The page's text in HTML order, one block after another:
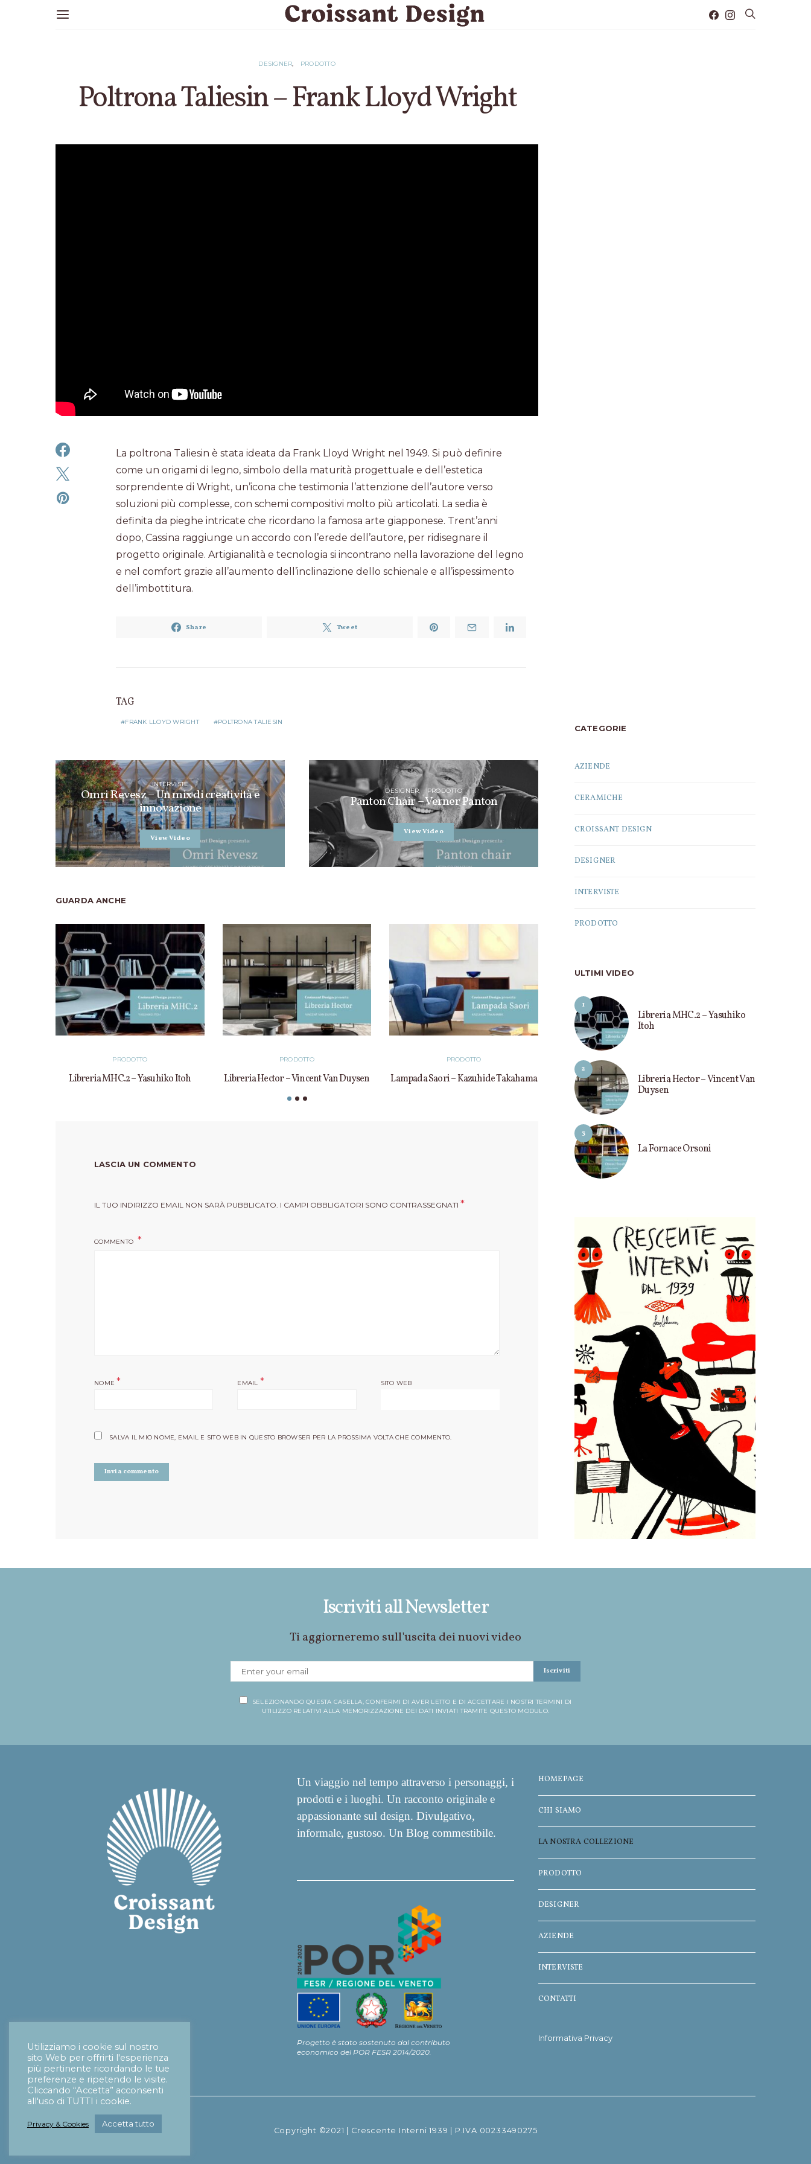
DESIGNER PRODOTTO
Poltrona Taliesin – Frank Lloyd Wright
La poltrona Taliesin è stata ideata da Frank Lloyd Wright nel 1949. Si può definire
come un origami di legno, simbolo della maturità progettuale e dell’estetica
sorprendente di Wright, un’icona che testimonia l’attenzione dell’autore verso
soluzioni più complesse, con schemi compositivi molto più articolati. La sedia è
definita da pieghe intricate che ricordano la famosa arte giapponese. Trent’anni
dopo, Cassina raggiunge un accordo con l’erede dell’autore, per ridisegnare il
progetto originale. Artigianalità e tecnologia si incontrano nella lavorazione del legno
e nel comfort grazie all’aumento dell’inclinazione dello schienale e all’ispessimento
dell’imbottitura.
Share Tweet
TAG
FRANK LLOYD WRIGHT POLTRONA TALIESIN
INTERVISTE
Omri Revesz – Un mix di creatività e
innovazione
View Video
DESIGNER PRODOTTO
Panton Chair – Verner Panton
View Video
GUARDA ANCHE
PRODOTTO
Libreria MHC.2 – Yasuhiko Itoh
PRODOTTO
Libreria Hector – Vincent Van Duysen
PRODOTTO
Lampada Saori – Kazuhide Takahama Tavolo LessLess – Jean Nouvel
Mobile Bramante
LASCIA UN COMMENTO
IL TUO INDIRIZZO EMAIL NON SARÀ PUBBLICATO. I CAMPI OBBLIGATORI SONO CONTRASSEGNATI *
COMMENTO
NOME* EMAIL * SITO WEB
SALVA IL MIO NOME, EMAIL E SITO WEB IN QUESTO BROWSER PER LA PROSSIMA VOLTA CHE COMMENTO.
CATEGORIE
AZIENDE
CERAMICHE
CROISSANT DESIGN
DESIGNER
INTERVISTE
PRODOTTO
ULTIMI VIDEO
1
Libreria MHC.2 – Yasuhiko
Itoh
2
Libreria Hector – Vincent Van
Duysen
3
La Fornace Orsoni
Iscriviti all Newsletter
Ti aggiorneremo sull'uscita dei nuovi video
Iscriviti
SELEZIONANDO QUESTA CASELLA, CONFERMI DI AVER LETTO E DI ACCETTARE I NOSTRI TERMINI DI
UTILIZZO RELATIVI ALLA MEMORIZZAZIONE DEI DATI INVIATI TRAMITE QUESTO MODULO.
Un viaggio nel tempo attraverso i personaggi, i
prodotti e i luoghi. Un racconto originale e
appassionante sul design. Divulgativo,
informale, gustoso. Un Blog commestibile.
Progetto è stato sostenuto dal contributo
economico del POR FESR 2014/2020.
HOMEPAGE
CHI SIAMO
LA NOSTRA COLLEZIONE
PRODOTTO
DESIGNER
AZIENDE
INTERVISTE
CONTATTI
Informativa Privacy
Copyright ©2021 | Crescente Interni 1939 | P.IVA 00233490275
Utilizziamo i cookie sul nostro
sito Web per offrirti l'esperienza
più pertinente ricordando le tue
preferenze e ripetendo le visite.
Cliccando “Accetta” acconsenti
all'uso di TUTTI i cookie.
Privacy & Cookies Accetta tutto